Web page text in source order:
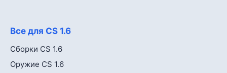
Все для CS 1.6
Сборки CS 1.6
Оружие CS 1.6